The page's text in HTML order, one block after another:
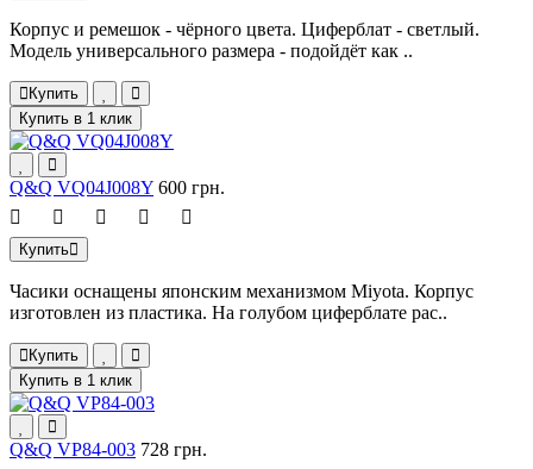
Корпус и ремешок - чёрного цвета. Циферблат - светлый.
Модель универсального размера - подойдёт как ..
Купить
Купить в 1 клик
Q&Q VQ04J008Y 600 грн.
Купить
Часики оснащены японским механизмом Miyota. Корпус
изготовлен из пластика. На голубом циферблате рас..
Купить
Купить в 1 клик
Q&Q VP84-003 728 грн.